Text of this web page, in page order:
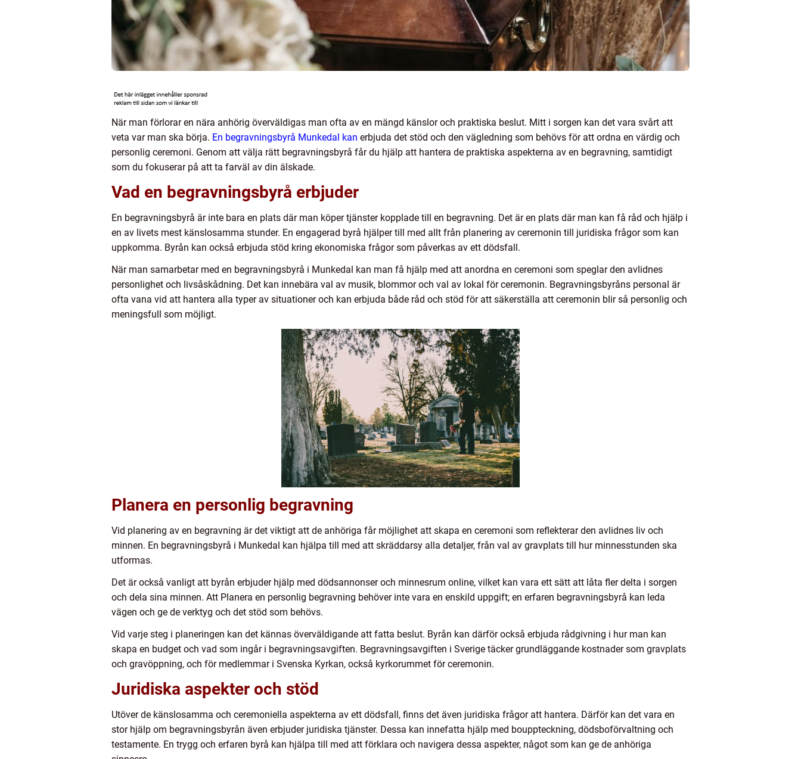
När man förlorar en nära anhörig överväldigas man ofta av en mängd känslor och praktiska beslut. Mitt i sorgen kan det vara svårt att
veta var man ska börja. En begravningsbyrå Munkedal kan erbjuda det stöd och den vägledning som behövs för att ordna en värdig och
personlig ceremoni. Genom att välja rätt begravningsbyrå får du hjälp att hantera de praktiska aspekterna av en begravning, samtidigt
som du fokuserar på att ta farväl av din älskade.
Vad en begravningsbyrå erbjuder
En begravningsbyrå är inte bara en plats där man köper tjänster kopplade till en begravning. Det är en plats där man kan få råd och hjälp i
en av livets mest känslosamma stunder. En engagerad byrå hjälper till med allt från planering av ceremonin till juridiska frågor som kan
uppkomma. Byrån kan också erbjuda stöd kring ekonomiska frågor som påverkas av ett dödsfall.
När man samarbetar med en begravningsbyrå i Munkedal kan man få hjälp med att anordna en ceremoni som speglar den avlidnes
personlighet och livsåskådning. Det kan innebära val av musik, blommor och val av lokal för ceremonin. Begravningsbyråns personal är
ofta vana vid att hantera alla typer av situationer och kan erbjuda både råd och stöd för att säkerställa att ceremonin blir så personlig och
meningsfull som möjligt.
Planera en personlig begravning
Vid planering av en begravning är det viktigt att de anhöriga får möjlighet att skapa en ceremoni som reflekterar den avlidnes liv och
minnen. En begravningsbyrå i Munkedal kan hjälpa till med att skräddarsy alla detaljer, från val av gravplats till hur minnesstunden ska
utformas.
Det är också vanligt att byrån erbjuder hjälp med dödsannonser och minnesrum online, vilket kan vara ett sätt att låta fler delta i sorgen
och dela sina minnen. Att Planera en personlig begravning behöver inte vara en enskild uppgift; en erfaren begravningsbyrå kan leda
vägen och ge de verktyg och det stöd som behövs.
Vid varje steg i planeringen kan det kännas överväldigande att fatta beslut. Byrån kan därför också erbjuda rådgivning i hur man kan
skapa en budget och vad som ingår i begravningsavgiften. Begravningsavgiften i Sverige täcker grundläggande kostnader som gravplats
och gravöppning, och för medlemmar i Svenska Kyrkan, också kyrkorummet för ceremonin.
Juridiska aspekter och stöd
Utöver de känslosamma och ceremoniella aspekterna av ett dödsfall, finns det även juridiska frågor att hantera. Därför kan det vara en
stor hjälp om begravningsbyrån även erbjuder juridiska tjänster. Dessa kan innefatta hjälp med bouppteckning, dödsboförvaltning och
testamente. En trygg och erfaren byrå kan hjälpa till med att förklara och navigera dessa aspekter, något som kan ge de anhöriga